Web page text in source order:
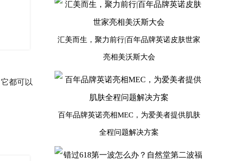
都可以
汇美而生，聚力前行|百年品牌英诺皮肤世家
亮相美沃斯大会
百年品牌英诺亮相MEC，为爱美者提供肌肤
全程问题解决方案